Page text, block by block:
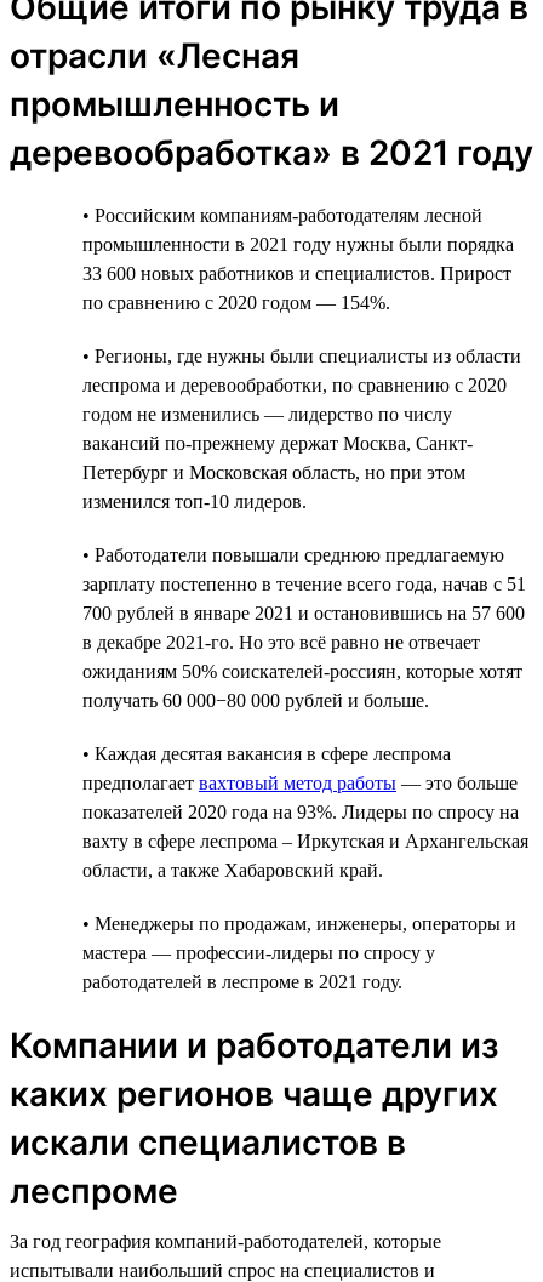
отрасли «Лесная
промышленность и
деревообработка» в 2021 году
• Российским компаниям-работодателям лесной
промышленности в 2021 году нужны были порядка
33 600 новых работников и специалистов. Прирост
по сравнению с 2020 годом — 154%.
• Регионы, где нужны были специалисты из области
леспрома и деревообработки, по сравнению с 2020
годом не изменились — лидерство по числу
вакансий по-прежнему держат Москва, Санкт-
Петербург и Московская область, но при этом
изменился топ-10 лидеров.
• Работодатели повышали среднюю предлагаемую
зарплату постепенно в течение всего года, начав с 51
700 рублей в январе 2021 и остановившись на 57 600
в декабре 2021-го. Но это всё равно не отвечает
ожиданиям 50% соискателей-россиян, которые хотят
получать 60 000−80 000 рублей и больше.
• Каждая десятая вакансия в сфере леспрома
предполагает вахтовый метод работы — это больше
показателей 2020 года на 93%. Лидеры по спросу на
вахту в сфере леспрома – Иркутская и Архангельская
области, а также Хабаровский край.
• Менеджеры по продажам, инженеры, операторы и
мастера — профессии-лидеры по спросу у
работодателей в леспроме в 2021 году.
Компании и работодатели из
каких регионов чаще других
искали специалистов в
леспроме
За год география компаний-работодателей, которые
испытывали наибольший спрос на специалистов и